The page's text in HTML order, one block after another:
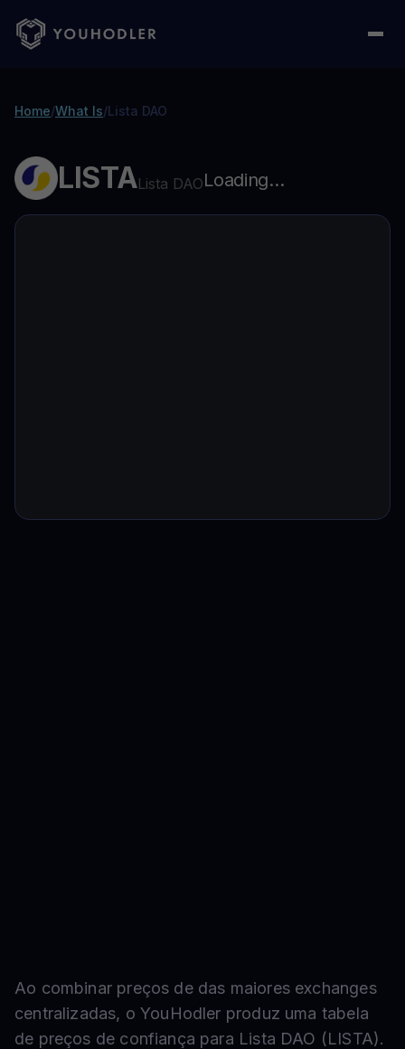
Home/What Is/Lista DAO
LISTALista DAOLoading...
Ao combinar preços de das maiores exchanges
centralizadas, o YouHodler produz uma tabela
de preços de confiança para Lista DAO (LISTA).